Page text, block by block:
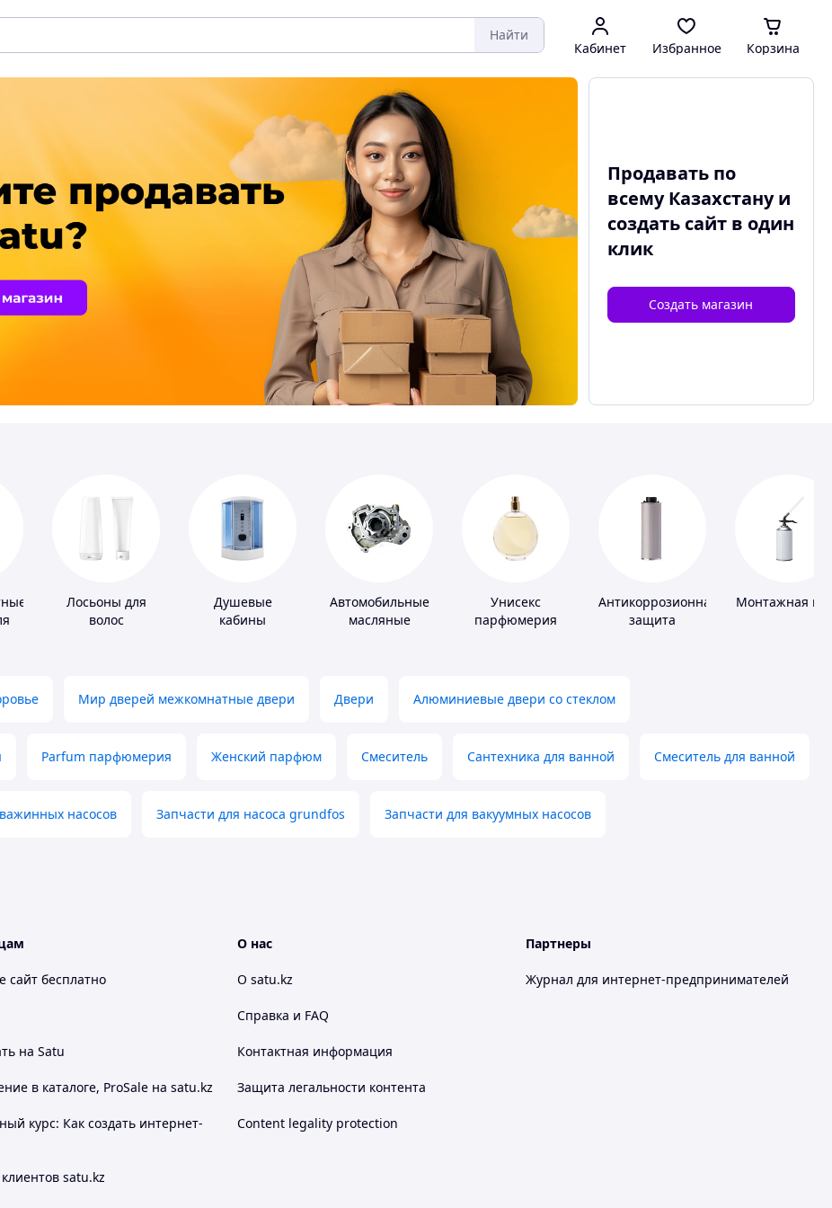
Найти
Кабинет Избранное Корзина
Продавать по
всему Казахстану и
создать сайтв один
клик
Создать магазин
Лосьоны для
волос
Душевые
кабины
Автомобильные
масляные
Унисекс
парфюмерия
Антикоррозионная
защита
Монтажная
Мир дверей межкомнатные двери Двери Алюминиевые двери со стеклом
Parfum парфюмерия Женский парфюм Смеситель Сантехника для ванной Смеситель для ванной
насосов Запчасти для насоса grundfos Запчасти для вакуумных насосов
сайт бесплатно
на Satu
в каталоге, ProSale на satu.kz
курс: Как создать интернет-
satu.kz
О нас
О satu.kz
Справка и FAQ
Контактная информация
Защита легальности контента
Content legality protection
Партнеры
Журнал для интернет-предпринимателей